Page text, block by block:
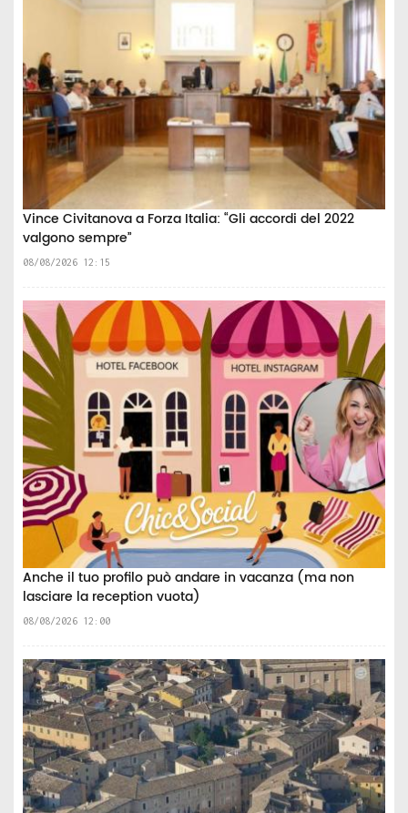
Vince Civitanova a Forza Italia: “Gli accordi del 2022
valgono sempre”
08/08/2026 12:15
Anche il tuo profilo può andare in vacanza (ma non
lasciare la reception vuota)
08/08/2026 12:00